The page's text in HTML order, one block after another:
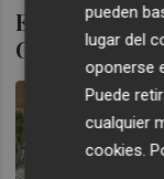
El Roda
Granada de
pueden
lugar del
oponerse
Puede
cualquier
cookies .